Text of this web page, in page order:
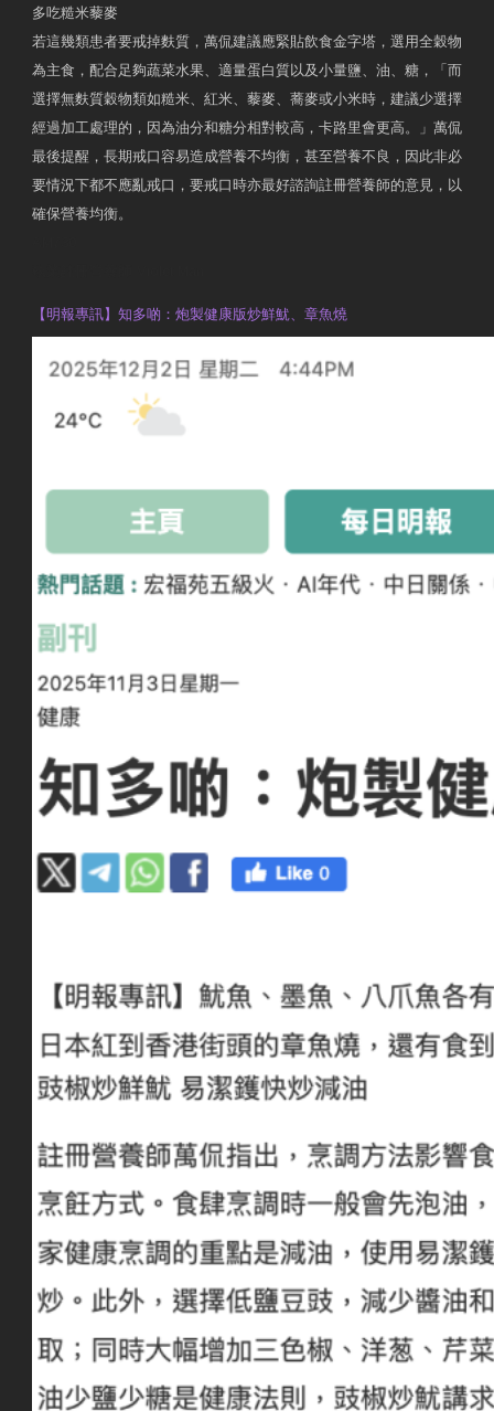
多吃糙米藜麥
若這幾類患者要戒掉麩質，萬侃建議應緊貼飲食金字塔，選用全穀物
為主食，配合足夠蔬菜水果、適量蛋白質以及小量鹽、油、糖，「而
選擇無麩質穀物類如糙米、紅米、藜麥、蕎麥或小米時，建議少選擇
經過加工處理的，因為油分和糖分相對較高，卡路里會更高。」萬侃
最後提醒，長期戒口容易造成營養不均衡，甚至營養不良，因此非必
要情況下都不應亂戒口，要戒口時亦最好諮詢註冊營養師的意見，以
確保營養均衡。
【明報專訊】知多啲：炮製健康版炒鮮魷、章魚燒